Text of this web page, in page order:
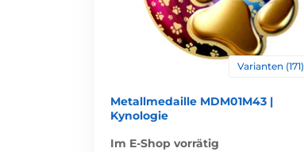
Varianten (171)
Metallmedaille MDM01M43 |
Kynologie
Im E-Shop vorrätig